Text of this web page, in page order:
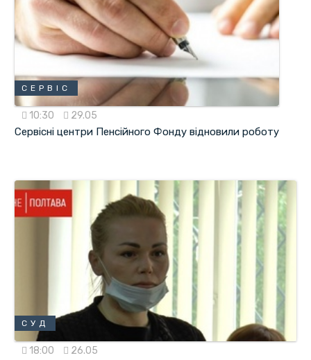
СЕРВІС
10:30 29.05
Сервісні центри Пенсійного Фонду відновили роботу
СУД
18:00 26.05